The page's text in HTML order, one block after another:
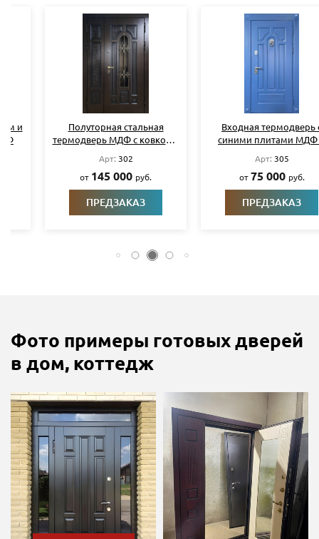
Полуторная стальная
термодверь МДФ с ковкой и
145 000руб.
ПРЕДЗАКАЗ
Входная термодверь с
синими плитами МДФ и
75 000руб.
ПРЕДЗАКАЗ
Фото примеры готовых дверей
в дом, коттедж